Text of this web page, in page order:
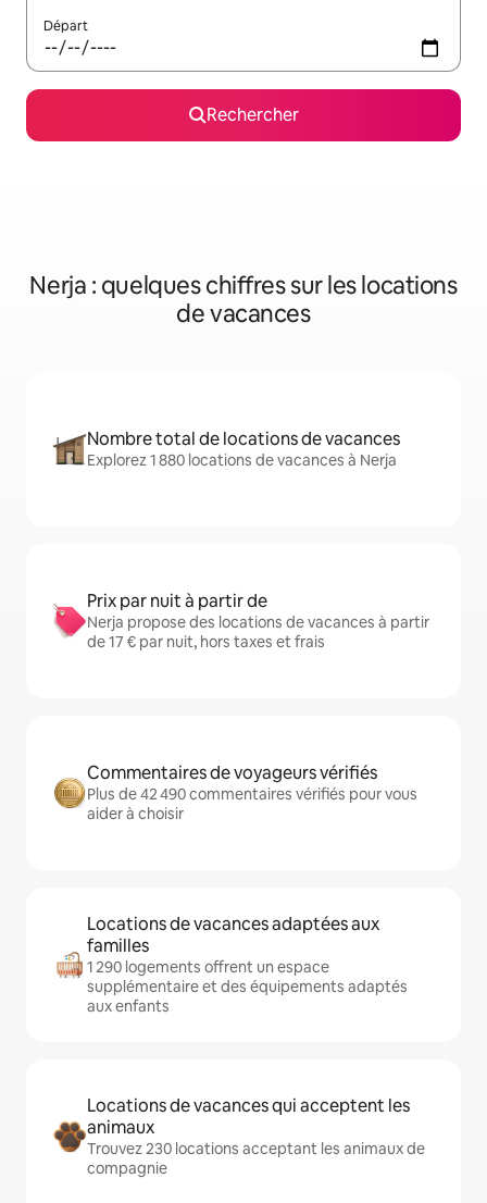
Départ
Rechercher
Nerja : quelques chiffres sur les locations
de vacances
Nombre total de locations de vacances
Explorez 1 880 locations de vacances à Nerja
Prix par nuit à partir de
Nerja propose des locations de vacances à partir
de 17 € par nuit, hors taxes et frais
Commentaires de voyageurs vérifiés
Plus de 42 490 commentaires vérifiés pour vous
aider à choisir
Locations de vacances adaptées aux
familles
1 290 logements offrent un espace
supplémentaire et des équipements adaptés
aux enfants
Locations de vacances qui acceptent les
animaux
Trouvez 230 locations acceptant les animaux de
compagnie